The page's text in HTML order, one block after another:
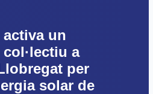
activa un
a
per
solar de